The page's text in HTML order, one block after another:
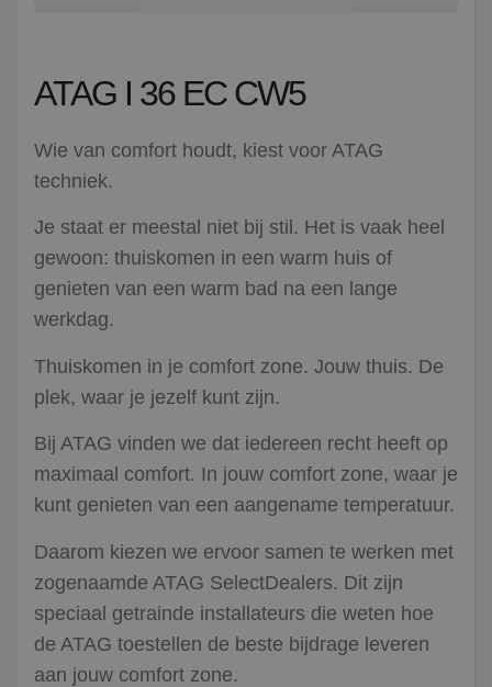
ATAG I 36 EC CW5
Wie van comfort houdt, kiest voor ATAG
techniek.
Je staat er meestal niet bij stil. Het is vaak heel
gewoon: thuiskomen in een warm huis of
genieten van een warm bad na een lange
werkdag.
Thuiskomen in je comfort zone. Jouw thuis. De
plek, waar je jezelf kunt zijn.
Bij ATAG vinden we dat iedereen recht heeft op
maximaal comfort. In jouw comfort zone, waar je
kunt genieten van een aangename temperatuur.
Daarom kiezen we ervoor samen te werken met
zogenaamde ATAG SelectDealers. Dit zijn
speciaal getrainde installateurs die weten hoe
de ATAG toestellen de beste bijdrage leveren
aan jouw comfort zone.